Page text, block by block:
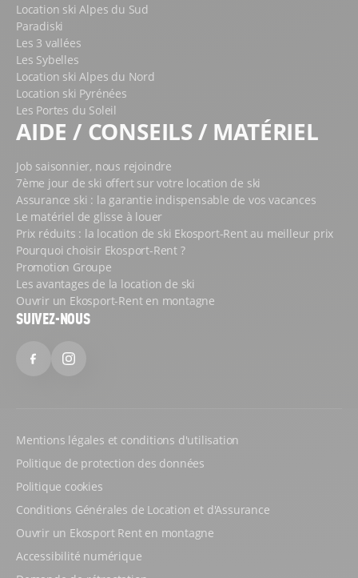
Location ski Alpes du Sud
Paradiski
Les 3 vallées
Les Sybelles
Location ski Alpes du Nord
Location ski Pyrénées
Les Portes du Soleil
AIDE / CONSEILS / MATÉRIEL
Job saisonnier, nous rejoindre
7ème jour de ski offert sur votre location de ski
Assurance ski : la garantie indispensable de vos vacances
Le matériel de glisse à louer
Prix réduits : la location de ski Ekosport-Rent au meilleur prix
Pourquoi choisir Ekosport-Rent ?
Promotion Groupe
Les avantages de la location de ski
Ouvrir un Ekosport-Rent en montagne
SUIVEZ-NOUS
FacebookInstagram
Mentions légales et conditions d'utilisation
Politique de protection des données
Politique cookies
Conditions Générales de Location et d'Assurance
Ouvrir un Ekosport Rent en montagne
Accessibilité numérique